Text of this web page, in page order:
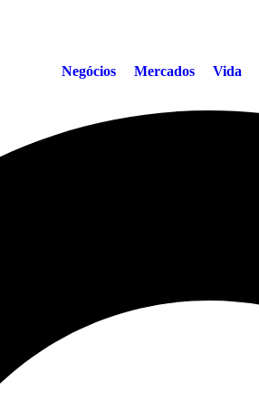
Negócios Mercados Vida